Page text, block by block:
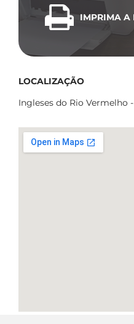
IMPRIMA A
LOCALIZAÇÃO
Ingleses do Rio Vermelho